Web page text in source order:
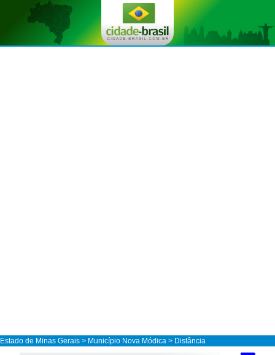
Estado de Minas Gerais > Município Nova Módica > Distância